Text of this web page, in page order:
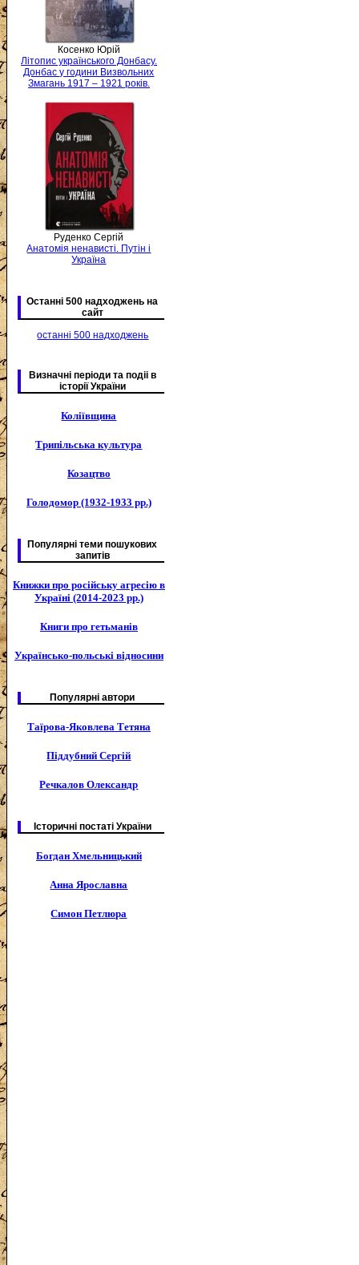
Косенко Юрій
Літопис українського Донбасу.
Донбас у години Визвольних
Змагань 1917 – 1921 років.
Руденко Сергій
Анатомія ненависті. Путін і
Україна
Останні 500 надходжень на
сайт
останні 500 надходжень
Визначні періоди та подіі в
історії України
Коліївщина
Трипільська культура
Козацтво
Голодомор (1932-1933 рр.)
Популярні теми пошукових
запитів
Книжки про російську агресію в
Україні (2014-2023 рр.)
Книги про гетьманів
Українсько-польські відносини
Популярні автори
Таїрова-Яковлева Тетяна
Піддубний Сергій
Речкалов Олександр
Історичні постаті України
Богдан Хмельницький
Анна Ярославна
Симон Петлюра